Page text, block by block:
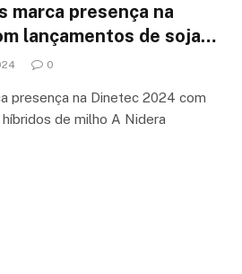
marca presença na
lançamentos de soja…
0
presença na Dinetec 2024 com
de milho A Nidera